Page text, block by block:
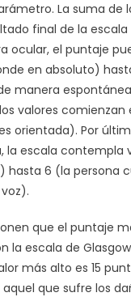
La suma de
final de la escala
ocular, el puntaje
en absoluto)
manera
valores comienzan
orientada). Por
la escala contempla
hasta 6 (la persona
que el puntaje
la escala de
más alto es 15
que sufre los